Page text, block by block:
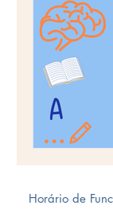
Horário de